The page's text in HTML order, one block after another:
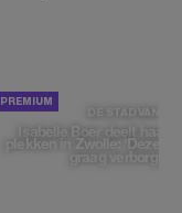
DE STAD VAN
Isabelle Boer deelt haar
plekken in Zwolle: 'Deze
graag verborgen'